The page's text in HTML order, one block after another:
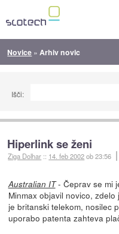
Novice » Arhiv novic
Išči:
Hiperlink se ženi
Ziga Dolhar :: 14. feb 2002ob 23:56
Australian IT- Čeprav se mi
Minmax objavil novico,
je britanski telekom, nosilec
uporabo patenta zahteva